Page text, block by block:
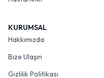
KURUMSAL
Hakkımızda
Bize Ulaşın
Gizlilik Politikası